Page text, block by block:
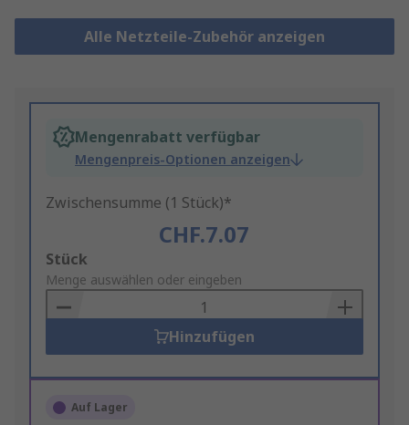
Alle Netzteile-Zubehör anzeigen
Mengenrabatt verfügbar
Mengenpreis-Optionen anzeigen
Zwischensumme (1 Stück)*
CHF.7.07
Add
to
Basket
Stück
Menge auswählen oder eingeben
Hinzufügen
Auf Lager